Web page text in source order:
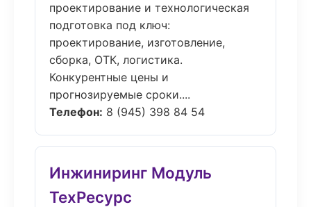
проектирование и технологическая
подготовка под ключ:
проектирование, изготовление,
сборка, ОТК, логистика.
Конкурентные цены и
прогнозируемые сроки....
Телефон: 8 (945) 398 84 54
Инжиниринг Модуль
ТехРесурс